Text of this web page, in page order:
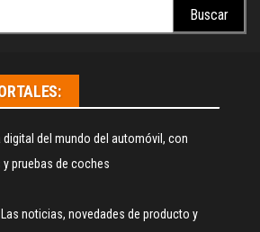
digital del mundo del automóvil, con
pruebas de coches
noticias, novedades de producto y